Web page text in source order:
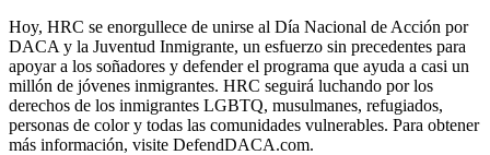
Hoy, HRC se enorgullece de unirse al Día Nacional de Acción por
DACA y la Juventud Inmigrante, un esfuerzo sin precedentes para
apoyar a los soñadores y defender el programa que ayuda a casi un
millón de jóvenes inmigrantes. HRC seguirá luchando por los
derechos de los inmigrantes LGBTQ, musulmanes, refugiados,
personas de color y todas las comunidades vulnerables. Para obtener
más información, visite DefendDACA.com.